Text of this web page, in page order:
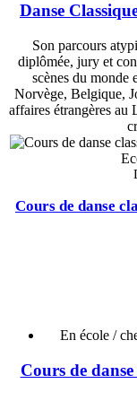
Danse
Son parcours
diplômée, jury et
scènes du monde
Norvège, Belgique,
affaires étrangères
Cours de danse
En école /
Cours de